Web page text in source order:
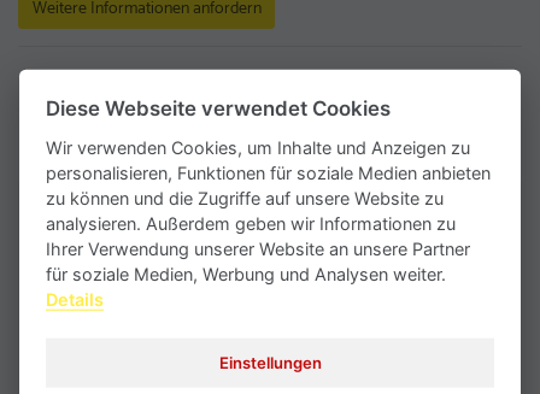
Weitere Informationen anfordern
Diese Webseite verwendet Cookies
Wir verwenden Cookies, um Inhalte und Anzeigen zu
personalisieren, Funktionen für soziale Medien anbieten
zu können und die Zugriffe auf unsere Website zu
analysieren. Außerdem geben wir Informationen zu
Ihrer Verwendung unserer Website an unsere Partner
für soziale Medien, Werbung und Analysen weiter.
Details
Einstellungen